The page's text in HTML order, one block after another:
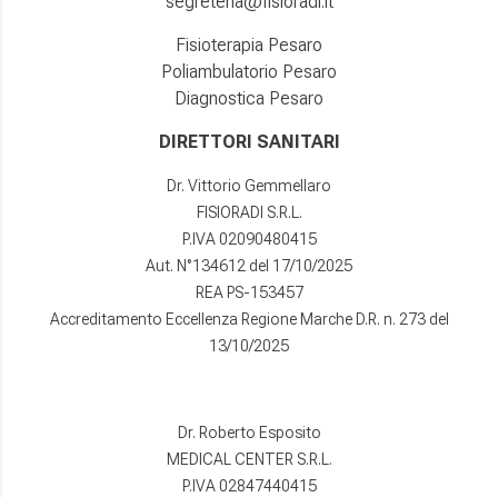
Fisioterapia Pesaro
Poliambulatorio Pesaro
Diagnostica Pesaro
DIRETTORI SANITARI
Dr. Vittorio Gemmellaro
FISIORADI S.R.L.
P.IVA 02090480415
Aut. N°134612 del 17/10/2025
REA PS-153457
Accreditamento Eccellenza Regione Marche D.R. n. 273 del
13/10/2025
Dr. Roberto Esposito
MEDICAL CENTER S.R.L.
P.IVA 02847440415